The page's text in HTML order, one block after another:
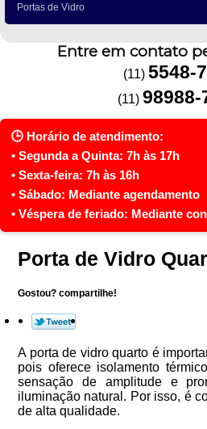
Portas de Vidro
Entre em contato
(11) 5548-
(11) 98988-
Porta de Vidro
Gostou? compartilhe!
A porta de vidro quarto é
pois oferece isolamento
sensação de amplitude e
iluminação natural. Por isso, é
de alta qualidade.